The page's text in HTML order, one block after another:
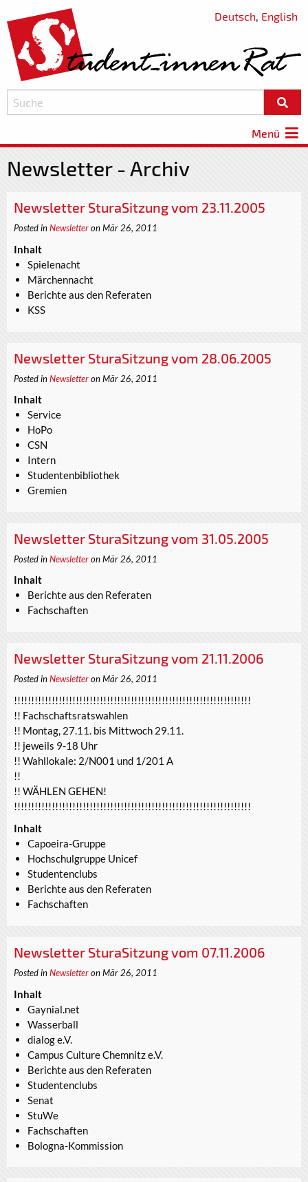
Deutsch, English
Menü
Newsletter - Archiv
Newsletter SturaSitzung vom 23.11.2005
Posted inNewsletteron Mär 26, 2011
Inhalt
Spielenacht
Märchennacht
Berichte aus den Referaten
KSS
Newsletter SturaSitzung vom 28.06.2005
Posted inNewsletteron Mär 26, 2011
Inhalt
Service
HoPo
CSN
Intern
Studentenbibliothek
Gremien
Newsletter SturaSitzung vom 31.05.2005
Posted inNewsletteron Mär 26, 2011
Inhalt
Berichte aus den Referaten
Fachschaften
Newsletter SturaSitzung vom 21.11.2006
Posted inNewsletteron Mär 26, 2011
!!!!!!!!!!!!!!!!!!!!!!!!!!!!!!!!!!!!!!!!!!!!!!!!!!!!!!!!!!!!!!!!!!!!!
!! Fachschaftsratswahlen
!! Montag, 27.11. bis Mittwoch 29.11.
!! jeweils 9-18 Uhr
!! Wahllokale: 2/N001 und 1/201 A
!!
!! WÄHLEN GEHEN!
!!!!!!!!!!!!!!!!!!!!!!!!!!!!!!!!!!!!!!!!!!!!!!!!!!!!!!!!!!!!!!!!!!!!!
Inhalt
Capoeira-Gruppe
Hochschulgruppe Unicef
Studentenclubs
Berichte aus den Referaten
Fachschaften
Newsletter SturaSitzung vom 07.11.2006
Posted inNewsletteron Mär 26, 2011
Inhalt
Gaynial.net
Wasserball
dialog e.V.
Campus Culture Chemnitz e.V.
Berichte aus den Referaten
Studentenclubs
Senat
StuWe
Fachschaften
Bologna-Kommission